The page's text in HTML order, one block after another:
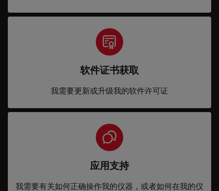
软件证书获取
我需要更新或升级我的软件许可证
应用支持
我需要有关如何正确操作我的仪器，或者如何在我的仪